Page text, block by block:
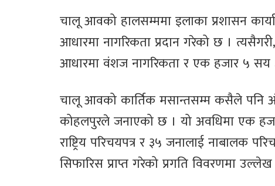
चालू आवको हालसम्ममा इलाका प्रशासन
आधारमा नागरिकता प्रदान गरेको छ ।
आधारमा वंशज नागरिकता र एक हजार ५ सय ३
चालू आवको कार्तिक मसान्तसम्म कसैले पनि
कोहलपुरले जनाएको छ । यो अवधिमा एक
राष्ट्रिय परिचयपत्र र ३५ जनालाई नाबालक
सिफारिस प्राप्त गरेको प्रगति विवरणमा